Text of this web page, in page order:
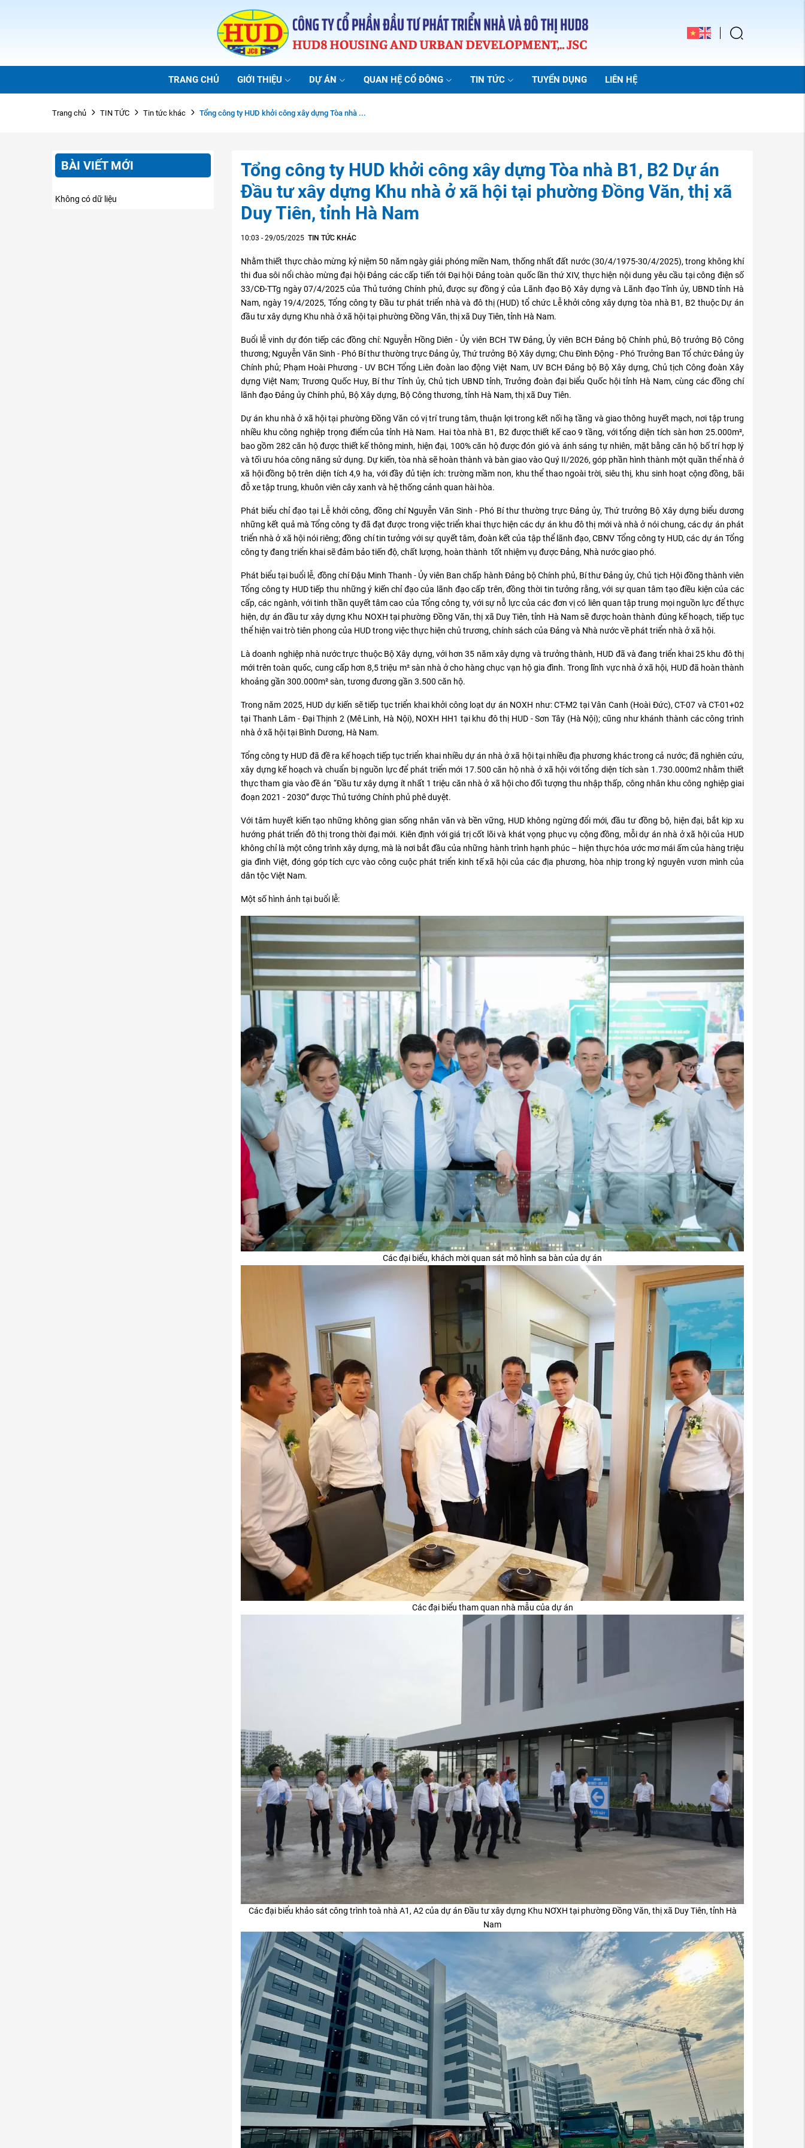
TRANG CHỦ GIỚI THIỆU DỰ ÁN QUAN HỆ CỔ ĐÔNG TIN TỨC TUYỂN DỤNG LIÊN HỆ
Trang chủ TIN TỨC Tin tức khác Tổng công ty HUD khởi công xây dựng Tòa nhà ...
BÀI VIẾT MỚI
Không có dữ liệu
Tổng công ty HUD khởi công xây dựng Tòa nhà B1, B2 Dự án
Đầu tư xây dựng Khu nhà ở xã hội tại phường Đồng Văn, thị xã
Duy Tiên, tỉnh Hà Nam
10:03 - 29/05/2025 TIN TỨC KHÁC
Nhằm thiết thực chào mừng kỷ niệm 50 năm ngày giải phóng miền Nam, thống nhất đất nước (30/4/1975-30/4/2025), trong không khí
thi đua sôi nổi chào mừng đại hội Đảng các cấp tiến tới Đại hội Đảng toàn quốc lần thứ XIV, thực hiện nội dung yêu cầu tại công điện số
33/CĐ-TTg ngày 07/4/2025 của Thủ tướng Chính phủ, được sự đồng ý của Lãnh đạo Bộ Xây dựng và Lãnh đạo Tỉnh ủy, UBND tỉnh Hà
Nam, ngày 19/4/2025, Tổng công ty Đầu tư phát triển nhà và đô thị (HUD) tổ chức Lễ khởi công xây dựng tòa nhà B1, B2 thuộc Dự án
đầu tư xây dựng Khu nhà ở xã hội tại phường Đồng Văn, thị xã Duy Tiên, tỉnh Hà Nam.
Buổi lễ vinh dự đón tiếp các đồng chí: Nguyễn Hồng Diên - Ủy viên BCH TW Đảng, Ủy viên BCH Đảng bộ Chính phủ, Bộ trưởng Bộ Công
thương; Nguyễn Văn Sinh - Phó Bí thư thường trực Đảng ủy, Thứ trưởng Bộ Xây dựng; Chu Đình Động - Phó Trưởng Ban Tổ chức Đảng ủy
Chính phủ; Phạm Hoài Phương - UV BCH Tổng Liên đoàn lao động Việt Nam, UV BCH Đảng bộ Bộ Xây dựng, Chủ tịch Công đoàn Xây
dựng Việt Nam; Trương Quốc Huy, Bí thư Tỉnh ủy, Chủ tịch UBND tỉnh, Trưởng đoàn đại biểu Quốc hội tỉnh Hà Nam, cùng các đồng chí
lãnh đạo Đảng ủy Chính phủ, Bộ Xây dựng, Bộ Công thương, tỉnh Hà Nam, thị xã Duy Tiên.
Dự án khu nhà ở xã hội tại phường Đồng Văn có vị trí trung tâm, thuận lợi trong kết nối hạ tầng và giao thông huyết mạch, nơi tập trung
nhiều khu công nghiệp trọng điểm của tỉnh Hà Nam. Hai tòa nhà B1, B2 được thiết kế cao 9 tầng, với tổng diện tích sàn hơn 25.000m²,
bao gồm 282 căn hộ được thiết kế thông minh, hiện đại, 100% căn hộ được đón gió và ánh sáng tự nhiên, mặt bằng căn hộ bố trí hợp lý
và tối ưu hóa công năng sử dụng. Dự kiến, tòa nhà sẽ hoàn thành và bàn giao vào Quý II/2026, góp phần hình thành một quần thể nhà ở
xã hội đồng bộ trên diện tích 4,9 ha, với đầy đủ tiện ích: trường mầm non, khu thể thao ngoài trời, siêu thị, khu sinh hoạt cộng đồng, bãi
đỗ xe tập trung, khuôn viên cây xanh và hệ thống cảnh quan hài hòa.
Phát biểu chỉ đạo tại Lễ khởi công, đồng chí Nguyễn Văn Sinh - Phó Bí thư thường trực Đảng ủy, Thứ trưởng Bộ Xây dựng biểu dương
những kết quả mà Tổng công ty đã đạt được trong việc triển khai thực hiện các dự án khu đô thị mới và nhà ở nói chung, các dự án phát
triển nhà ở xã hội nói riêng; đồng chí tin tưởng với sự quyết tâm, đoàn kết của tập thể lãnh đạo, CBNV Tổng công ty HUD, các dự án Tổng
công ty đang triển khai sẽ đảm bảo tiến độ, chất lượng, hoàn thành tốt nhiệm vụ được Đảng, Nhà nước giao phó.
Phát biểu tại buổi lễ, đồng chí Đậu Minh Thanh - Ủy viên Ban chấp hành Đảng bộ Chính phủ, Bí thư Đảng ủy, Chủ tịch Hội đồng thành viên
Tổng công ty HUD tiếp thu những ý kiến chỉ đạo của lãnh đạo cấp trên, đồng thời tin tưởng rằng, với sự quan tâm tạo điều kiện của các
cấp, các ngành, với tinh thần quyết tâm cao của Tổng công ty, với sự nỗ lực của các đơn vị có liên quan tập trung mọi nguồn lực để thực
hiện, dự án đầu tư xây dựng Khu NOXH tại phường Đồng Văn, thị xã Duy Tiên, tỉnh Hà Nam sẽ được hoàn thành đúng kế hoạch, tiếp tục
thể hiện vai trò tiên phong của HUD trong việc thực hiện chủ trương, chính sách của Đảng và Nhà nước về phát triển nhà ở xã hội.
Là doanh nghiệp nhà nước trực thuộc Bộ Xây dựng, với hơn 35 năm xây dựng và trưởng thành, HUD đã và đang triển khai 25 khu đô thị
mới trên toàn quốc, cung cấp hơn 8,5 triệu m² sàn nhà ở cho hàng chục vạn hộ gia đình. Trong lĩnh vực nhà ở xã hội, HUD đã hoàn thành
khoảng gần 300.000m² sàn, tương đương gần 3.500 căn hộ.
Trong năm 2025, HUD dự kiến sẽ tiếp tục triển khai khởi công loạt dự án NOXH như: CT-M2 tại Vân Canh (Hoài Đức), CT-07 và CT-01+02
tại Thanh Lâm - Đại Thịnh 2 (Mê Linh, Hà Nội), NOXH HH1 tại khu đô thị HUD - Sơn Tây (Hà Nội); cũng như khánh thành các công trình
nhà ở xã hội tại Bình Dương, Hà Nam.
Tổng công ty HUD đã đề ra kế hoạch tiếp tục triển khai nhiều dự án nhà ở xã hội tại nhiều địa phương khác trong cả nước; đã nghiên cứu,
xây dựng kế hoạch và chuẩn bị nguồn lực để phát triển mới 17.500 căn hộ nhà ở xã hội với tổng diện tích sàn 1.730.000m2 nhằm thiết
thực tham gia vào đề án “Đầu tư xây dựng ít nhất 1 triệu căn nhà ở xã hội cho đối tượng thu nhập thấp, công nhân khu công nghiệp giai
đoạn 2021 - 2030” được Thủ tướng Chính phủ phê duyệt.
Với tâm huyết kiến tạo những không gian sống nhân văn và bền vững, HUD không ngừng đổi mới, đầu tư đồng bộ, hiện đại, bắt kịp xu
hướng phát triển đô thị trong thời đại mới. Kiên định với giá trị cốt lõi và khát vọng phục vụ cộng đồng, mỗi dự án nhà ở xã hội của HUD
không chỉ là một công trình xây dựng, mà là nơi bắt đầu của những hành trình hạnh phúc – hiện thực hóa ước mơ mái ấm của hàng triệu
gia đình Việt, đóng góp tích cực vào công cuộc phát triển kinh tế xã hội của các địa phương, hòa nhịp trong kỷ nguyên vươn mình của
dân tộc Việt Nam.
Một số hình ảnh tại buổi lễ:
Các đại biểu, khách mời quan sát mô hình sa bàn của dự án
Các đại biểu tham quan nhà mẫu của dự án
Các đại biểu khảo sát công trình toà nhà A1, A2 của dự án Đầu tư xây dựng Khu NƠXH tại phường Đồng Văn, thị xã Duy Tiên, tỉnh Hà
Nam